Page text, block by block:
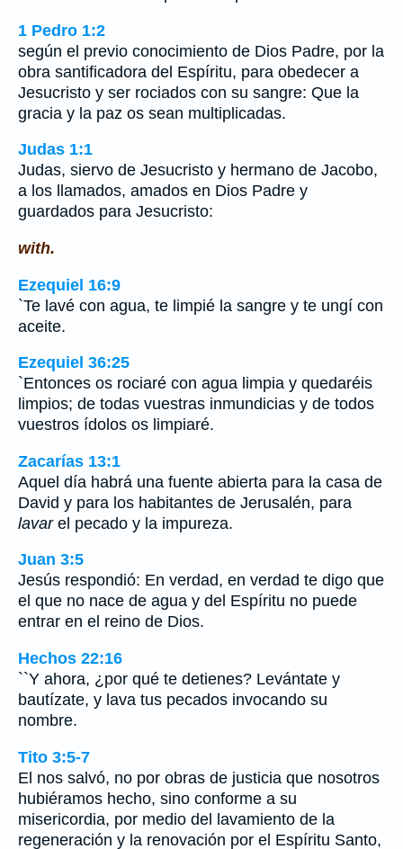
1 Pedro 1:2
según el previo conocimiento de Dios Padre, por la
obra santificadora del Espíritu, para obedecer a
Jesucristo y ser rociados con su sangre: Que la
gracia y la paz os sean multiplicadas.
Judas 1:1
Judas, siervo de Jesucristo y hermano de Jacobo,
a los llamados, amados en Dios Padre y
guardados para Jesucristo:
with.
Ezequiel 16:9
`Te lavé con agua, te limpié la sangre y te ungí con
aceite.
Ezequiel 36:25
`Entonces os rociaré con agua limpia y quedaréis
limpios; de todas vuestras inmundicias y de todos
vuestros ídolos os limpiaré.
Zacarías 13:1
Aquel día habrá una fuente abierta para la casa de
David y para los habitantes de Jerusalén, para
lavarel pecado y la impureza.
Juan 3:5
Jesús respondió: En verdad, en verdad te digo que
el que no nace de agua y del Espíritu no puede
entrar en el reino de Dios.
Hechos 22:16
``Y ahora, ¿por qué te detienes? Levántate y
bautízate, y lava tus pecados invocando su
nombre.
Tito 3:5-7
El nos salvó, no por obras de justicia que nosotros
hubiéramos hecho, sino conforme a su
misericordia, por medio del lavamiento de la
regeneración y la renovación por el Espíritu Santo,